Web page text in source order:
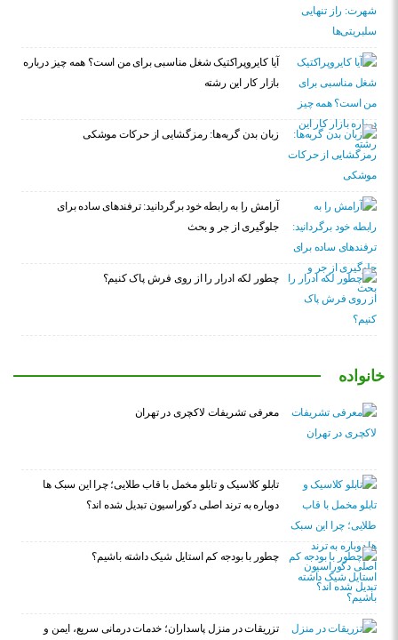
آیا کایروپراکتیک شغل مناسبی برای من است؟ همه چیز درباره
بازار کار این رشته
زبان بدن گربه‌ها: رمزگشایی از حرکات موشکی
آرامش را به رابطه خود برگردانید: ترفندهای ساده برای
جلوگیری از جر و بحث
چطور لکه ادرار را از روی فرش پاک کنیم؟
خانواده
معرفی تشریفات لاکچری در تهران
تابلو کلاسیک و تابلو مخمل با قاب طلایی؛ چرا این سبک ها
دوباره به ترند اصلی دکوراسیون تبدیل شده اند؟
چطور با بودجه کم استایل شیک داشته باشیم؟
تزریقات در منزل پاسداران؛ خدمات درمانی سریع، ایمن و